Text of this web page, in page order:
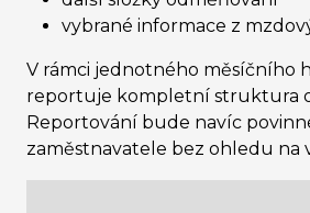
vybrané informace z
V rámci jednotného měsíčního
reportuje kompletní struktura
Reportování bude navíc
zaměstnavatele bez ohledu na